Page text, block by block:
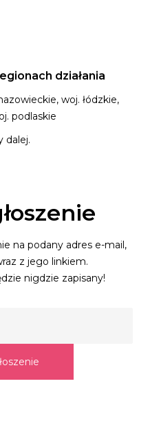
działania
woj. łódzkie,
podlaskie
dalej.
na podany adres e-mail,
z jego linkiem.
nigdzie zapisany!